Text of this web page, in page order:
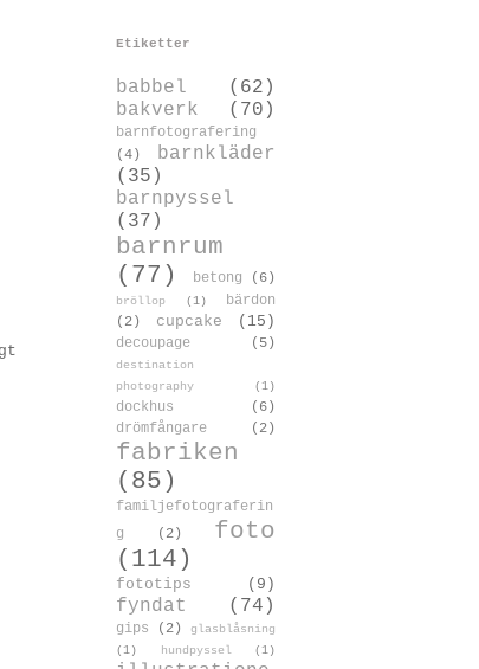
Etiketter
babbel
(62)
bakverk
(70)
barnfotografering
(4)
barnkläder
(35)
barnpyssel
(37)
barnrum
(77)
betong (6)
bröllop (1)
bärdon
(2)
cupcake (15)
decoupage (5)
destination
photography
(1)
dockhus
(6)
drömfångare
(2)
fabriken
(85)
familjefotograferin
g
(2)
foto
(114)
fototips (9)
fyndat (74)
gips (2)
glasblåsning
(1)
hundpyssel (1)